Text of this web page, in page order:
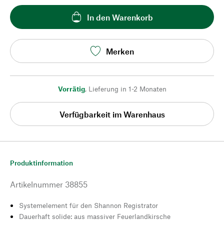
In den Warenkorb
Merken
Vorrätig, Lieferung in 1-2 Monaten
Verfügbarkeit im Warenhaus
Produktinformation
Artikelnummer 38855
Systemelement für den Shannon Registrator
Dauerhaft solide: aus massiver Feuerlandkirsche